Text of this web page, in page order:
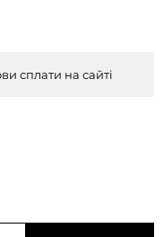
сплати на сайті